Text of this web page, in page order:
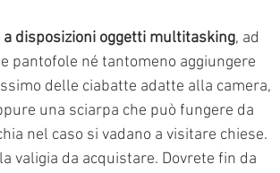
a disposizioni oggetti multitasking, ad
pantofole né tantomeno aggiungere
delle ciabatte adatte alla camera,
una sciarpa che può fungere da
nel caso si vadano a visitare chiese.
valigia da acquistare. Dovrete fin da